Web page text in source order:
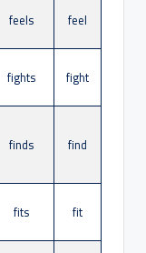
feel
feels
fight
fights
find
finds
fit
fits